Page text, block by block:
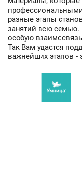
разные этапы
занятий всю семью.
особую
Так Вам удастся
важнейших этапов -